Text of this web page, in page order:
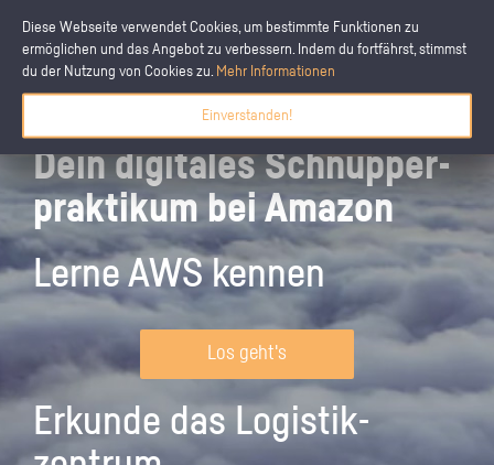
Diese Webseite verwendet Cookies, um bestimmte Funktionen zu
ermöglichen und das Angebot zu verbessern. Indem du fortfährst, stimmst
du der Nutzung von Cookies zu. Mehr Informationen
Einverstanden!
Dein digitales Schnupper­
praktikum bei Amazon
Lerne AWS kennen
Los geht's
Erkunde das Logistik­